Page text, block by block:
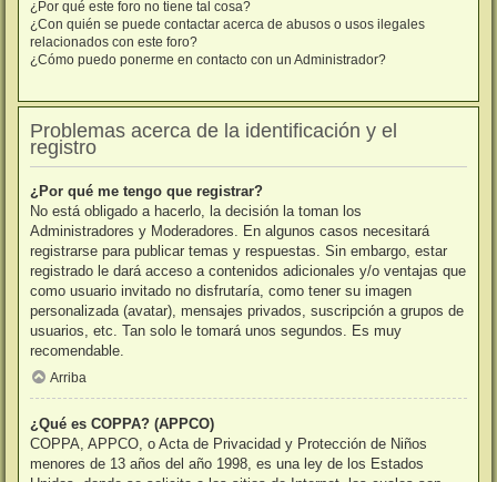
¿Por qué este foro no tiene tal cosa?
¿Con quién se puede contactar acerca de abusos o usos ilegales
relacionados con este foro?
¿Cómo puedo ponerme en contacto con un Administrador?
Problemas acerca de la identificación y el
registro
¿Por qué me tengo que registrar?
No está obligado a hacerlo, la decisión la toman los
Administradores y Moderadores. En algunos casos necesitará
registrarse para publicar temas y respuestas. Sin embargo, estar
registrado le dará acceso a contenidos adicionales y/o ventajas que
como usuario invitado no disfrutaría, como tener su imagen
personalizada (avatar), mensajes privados, suscripción a grupos de
usuarios, etc. Tan solo le tomará unos segundos. Es muy
recomendable.
Arriba
¿Qué es COPPA? (APPCO)
COPPA, APPCO, o Acta de Privacidad y Protección de Niños
menores de 13 años del año 1998, es una ley de los Estados